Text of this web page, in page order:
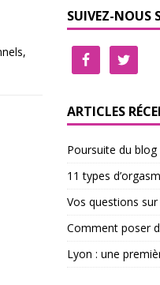
SUIVEZ-NOUS
ARTICLES
Poursuite du blog
11 types
Vos questions
Comment poser
Lyon : une